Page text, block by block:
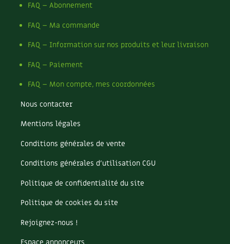
FAQ – Abonnement
FAQ – Ma commande
FAQ – Information sur nos produits et leur livraison
FAQ – Paiement
FAQ – Mon compte, mes coordonnées
Nous contacter
Mentions légales
Conditions générales de vente
Conditions générales d’utilisation CGU
Politique de confidentialité du site
Politique de cookies du site
Rejoignez-nous !